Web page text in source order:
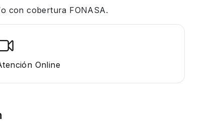
con cobertura FONASA.
Online